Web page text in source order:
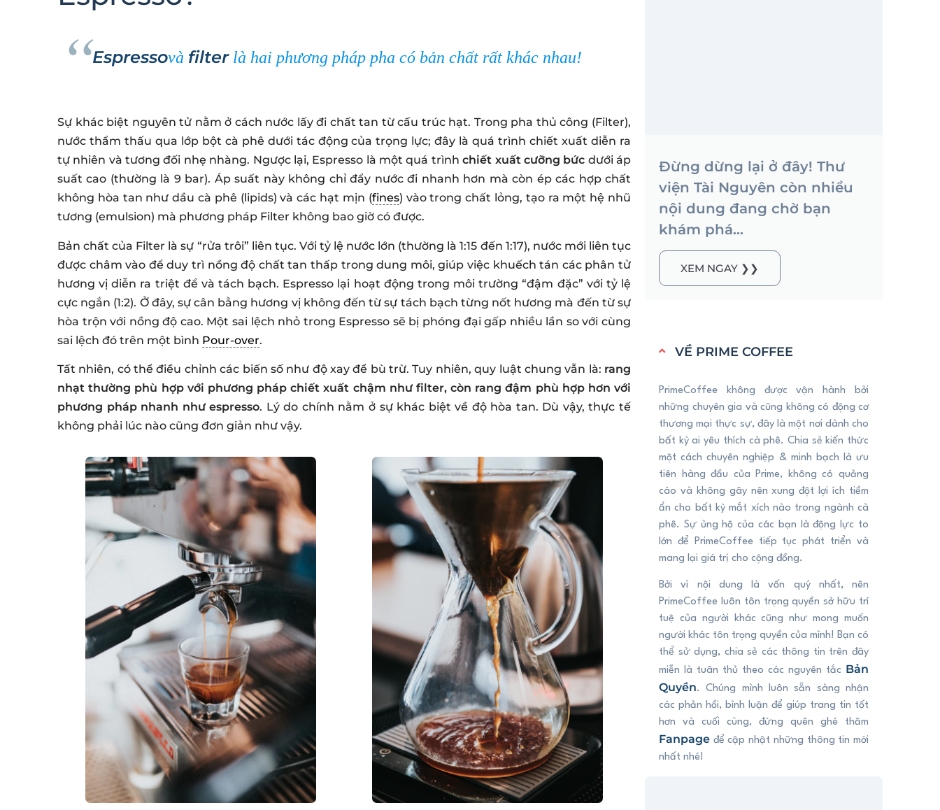
Espressovà filterlà hai phương pháp pha có bản chất rất khác nhau!
Sự khác biệt nguyên tử nằm ở cách nước lấy đi chất tan từ cấu trúc hạt. Trong pha thủ công (Filter),
nước thẩm thấu qua lớp bột cà phê dưới tác động của trọng lực; đây là quá trình chiết xuất diễn ra
tự nhiên và tương đối nhẹ nhàng. Ngược lại, Espresso là một quá trìnhchiết xuất cưỡng bức dưới áp
suất cao (thường là 9 bar). Áp suất này không chỉ đẩy nước đi nhanh hơn mà còn ép các hợp chất
không hòa tan như dầu cà phê (lipids) và các hạt mịn (fines) vào trong chất lỏng, tạo ra một hệ nhũ
tương (emulsion) mà phương pháp Filter không bao giờ có được.
Bản chất của Filter là sự “rửa trôi” liên tục. Với tỷ lệ nước lớn (thường là 1:15 đến 1:17), nước mới liên tục
được châm vào để duy trì nồng độ chất tan thấp trong dung môi, giúp việc khuếch tán các phân tử
hương vị diễn ra triệt để và tách bạch. Espresso lại hoạt động trong môi trường “đậm đặc” với tỷ lệ
cực ngắn (1:2). Ở đây, sự cân bằng hương vị không đến từ sự tách bạch từng nốt hương mà đến từ sự
hòa trộn với nồng độ cao. Một sai lệch nhỏ trong Espresso sẽ bị phóng đại gấp nhiều lần so với cùng
sai lệch đó trên một bình Pour-over.
Tất nhiên, có thể điều chỉnh các biến số như độ xay để bù trừ. Tuy nhiên, quy luật chung vẫn là: rang
nhạt thường phù hợp với phương pháp chiết xuất chậm như filter, còn rang đậm phù hợp hơn với
phương pháp nhanh như espresso. Lý do chính nằm ở sự khác biệt về độ hòa tan. Dù vậy, thực tế
không phải lúc nào cũng đơn giản như vậy.
Đừng dừng lại ở đây! Thư
viện Tài Nguyên còn nhiều
nội dung đang chờ bạn
khám phá...
XEM NGAY ❯❯
VỀ PRIME COFFEE
PrimeCoffee không được vận hành bởi
những chuyên gia và cũng không có động cơ
thương mại thực sự, đây là một nơi dành cho
bất kỳ ai yêu thích cà phê. Chia sẻ kiến thức
một cách chuyên nghiệp & minh bạch là ưu
tiên hàng đầu của Prime, không có quảng
cáo và không gây nên xung đột lợi ích tiềm
ẩn cho bất kỳ mắt xích nào trong ngành cà
phê. Sự ủng hộ của các bạn là động lực to
lớn để PrimeCoffee tiếp tục phát triển và
mang lại giá trị cho cộng đồng.
Bởi vì nội dung là vốn quý nhất, nên
PrimeCoffee luôn tôn trọng quyền sở hữu trí
tuệ của người khác cũng như mong muốn
người khác tôn trọng quyền của mình! Bạn có
thể sử dụng, chia sẻ các thông tin trên đây
miễn là tuân thủ theo các nguyên tắc Bản
Quyền. Chúng mình luôn sẵn sàng nhận
các phản hồi, bình luận để giúp trang tin tốt
hơn và cuối cùng, đừng quên ghé thăm
Fanpage để cập nhật những thông tin mới
nhất nhé!